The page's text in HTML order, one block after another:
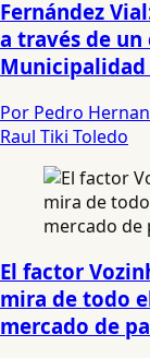
Fernández
a través de
Municipalidad
Por Pedro
Raul Tiki Toledo
El factor
mira de todo
mercado de